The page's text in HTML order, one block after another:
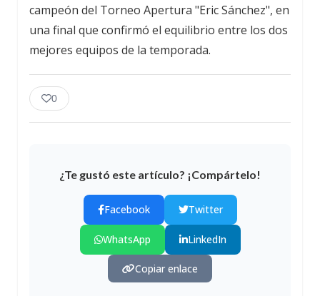
campeón del Torneo Apertura "Eric Sánchez", en
una final que confirmó el equilibrio entre los dos
mejores equipos de la temporada.
0
¿Te gustó este artículo? ¡Compártelo!
Facebook Twitter
WhatsApp LinkedIn
Copiar enlace